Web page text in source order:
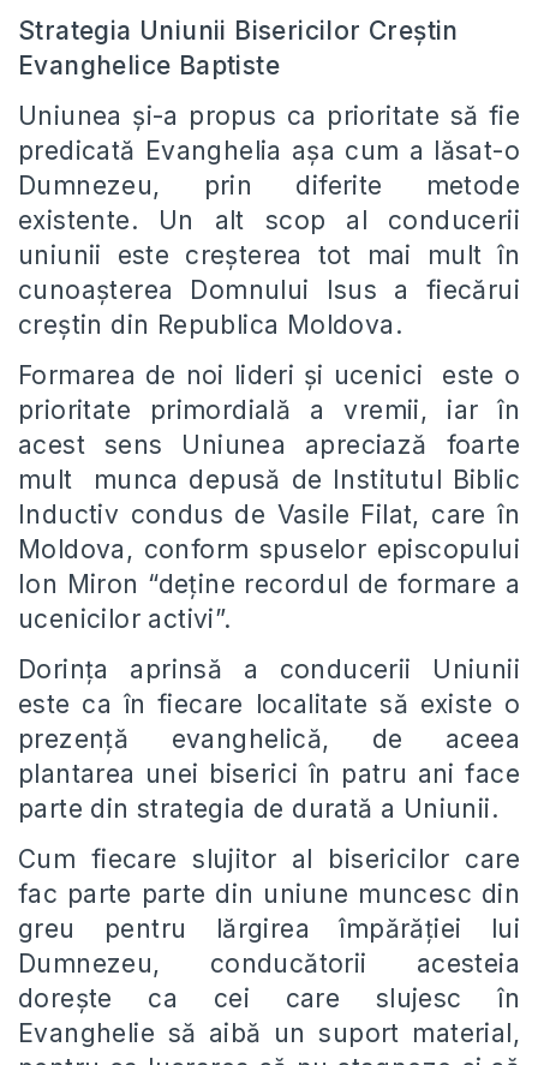
Strategia Uniunii Bisericilor Creştin
Evanghelice Baptiste
Uniunea şi-a propus ca prioritate să fie
predicată Evanghelia aşa cum a lăsat-o
Dumnezeu, prin diferite metode
existente. Un alt scop al conducerii
uniunii este creşterea tot mai mult în
cunoaşterea Domnului Isus a fiecărui
creştin din Republica Moldova.
Formarea de noi lideri şi ucenici este o
prioritate primordială a vremii, iar în
acest sens Uniunea apreciază foarte
mult munca depusă de Institutul Biblic
Inductiv condus de Vasile Filat, care în
Moldova, conform spuselor episcopului
Ion Miron “deţine recordul de formare a
ucenicilor activi”.
Dorinţa aprinsă a conducerii Uniunii
este ca în fiecare localitate să existe o
prezenţă evanghelică, de aceea
plantarea unei biserici în patru ani face
parte din strategia de durată a Uniunii.
Cum fiecare slujitor al bisericilor care
fac parte parte din uniune muncesc din
greu pentru lărgirea împărăţiei lui
Dumnezeu, conducătorii acesteia
doreşte ca cei care slujesc în
Evanghelie să aibă un suport material,